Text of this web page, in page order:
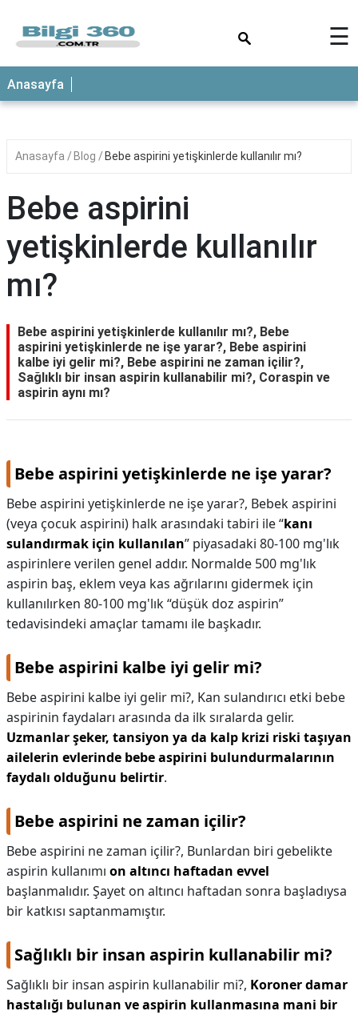
ANASAYFA
☰
Anasayfa
Anasayfa Blog Bebe aspirini yetişkinlerde kullanılır mı?
Bebe aspirini
yetişkinlerde kullanılır
mı?
Bebe aspirini yetişkinlerde kullanılır mı?, Bebe
aspirini yetişkinlerde ne işe yarar?, Bebe aspirini
kalbe iyi gelir mi?, Bebe aspirini ne zaman içilir?,
Sağlıklı bir insan aspirin kullanabilir mi?, Coraspin ve
aspirin aynı mı?
Bebe aspirini yetişkinlerde ne işe yarar?
Bebe aspirini yetişkinlerde ne işe yarar?, Bebek aspirini
(veya çocuk aspirini) halk arasındaki tabiri ile “kanı
sulandırmak için kullanılan” piyasadaki 80-100 mg'lık
aspirinlere verilen genel addır. Normalde 500 mg'lık
aspirin baş, eklem veya kas ağrılarını gidermek için
kullanılırken 80-100 mg'lık “düşük doz aspirin”
tedavisindeki amaçlar tamamı ile başkadır.
Bebe aspirini kalbe iyi gelir mi?
Bebe aspirini kalbe iyi gelir mi?, Kan sulandırıcı etki bebe
aspirinin faydaları arasında da ilk sıralarda gelir.
Uzmanlar şeker, tansiyon ya da kalp krizi riski taşıyan
ailelerin evlerinde bebe aspirini bulundurmalarının
faydalı olduğunu belirtir.
Bebe aspirini ne zaman içilir?
Bebe aspirini ne zaman içilir?, Bunlardan biri gebelikte
aspirin kullanımı on altıncı haftadan evvel
başlanmalıdır. Şayet on altıncı haftadan sonra başladıysa
bir katkısı saptanmamıştır.
Sağlıklı bir insan aspirin kullanabilir mi?
Sağlıklı bir insan aspirin kullanabilir mi?, Koroner damar
hastalığı bulunan ve aspirin kullanmasına mani bir